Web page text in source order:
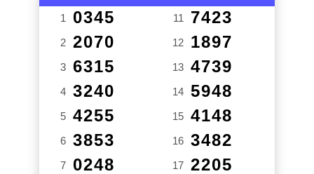
1 0345
2 2070
3 6315
4 3240
5 4255
6 3853
7 0248
11 7423
12 1897
13 4739
14 5948
15 4148
16 3482
17 2205